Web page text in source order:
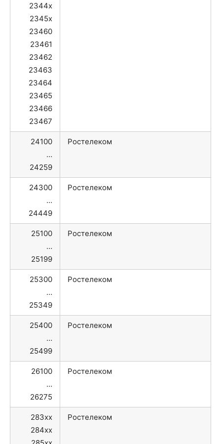
2344x
2345x
23460
23461
23462
23463
23464
23465
23466
23467
24100
…
24259
Ростелеком
24300
…
24449
Ростелеком
25100
…
25199
Ростелеком
25300
…
25349
Ростелеком
25400
…
25499
Ростелеком
26100
…
26275
Ростелеком
283xx
284xx
Ростелеком